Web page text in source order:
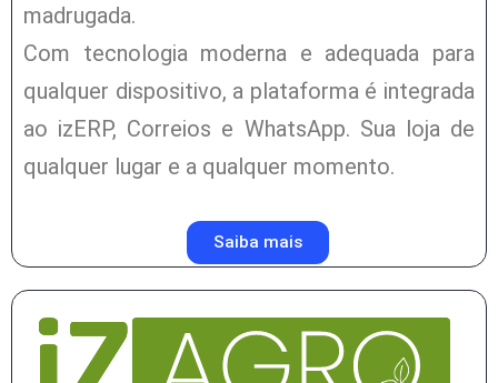
madrugada.
Com tecnologia moderna e adequada para
qualquer dispositivo, a plataforma é integrada
ao izERP, Correios e WhatsApp. Sua loja de
qualquer lugar e a qualquer momento.
Saiba mais